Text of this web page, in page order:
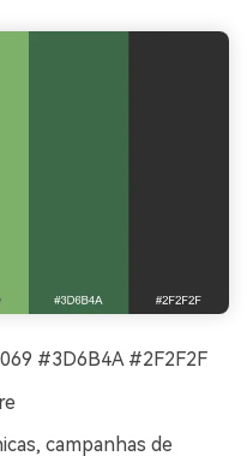
#3D6B4A #2F2F2F
campanhas de